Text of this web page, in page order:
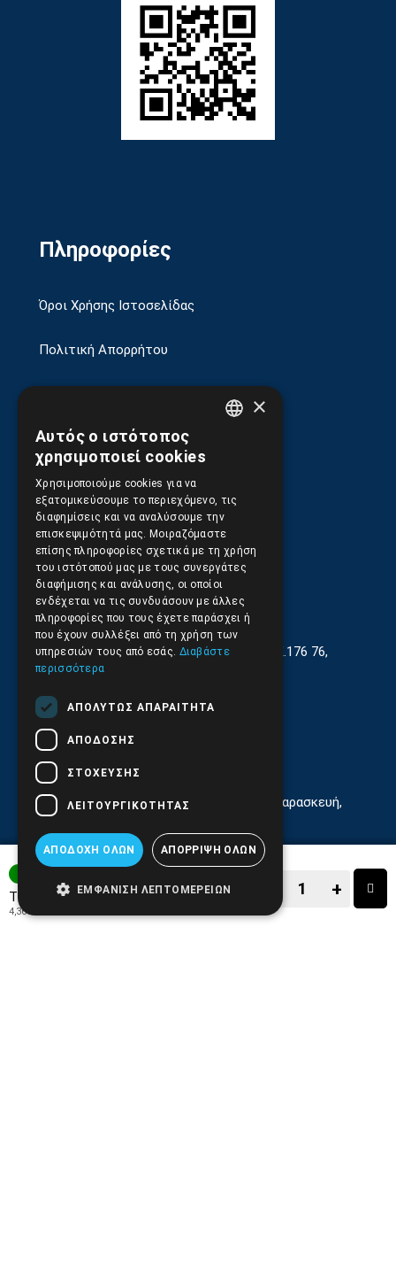
Τιμή: 5,41€
4,36€
+
Πληροφορίες
Όροι Χρήσης Ιστοσελίδας
Πολιτική Απορρήτου
Αποστολές και Πληρωμές
Επιστροφές και Ακυρώσεις
Γεωργίου Κρέμου 13-17, Καλλιθέα, Τ.Κ.176 76,
Αθήνα, Ελλάδα
210.9566.401 (11.30-17.00)
210.9566.402
Email:info@pds.com.gr
Εξυπηρέτηση Κοινού Δευτέρα έως Παρασκευή,
Αρ. ΓΕΜΗ 6204101000 | Αρ. ΕΜΠΑ 6832
×
Αυτός ο ιστότοπος
χρησιμοποιεί cookies
Χρησιμοποιούμε cookies για να
εξατομικεύσουμε το περιεχόμενο, τις
διαφημίσεις και να αναλύσουμε την
επισκεψιμότητά μας. Μοιραζόμαστε
επίσης πληροφορίες σχετικά με τη χρήση
του ιστότοπού μας με τους συνεργάτες
διαφήμισης και ανάλυσης, οι οποίοι
ενδέχεται να τις συνδυάσουν με άλλες
πληροφορίες που τους έχετε παράσχει ή
που έχουν συλλέξει από τη χρήση των
υπηρεσιών τους από εσάς. Διαβάστε
περισσότερα
ΑΠΟΛΎΤΩΣ ΑΠΑΡΑΊΤΗΤΑ
ΑΠΌΔΟΣΗΣ
ΣΤΌΧΕΥΣΗΣ
ΛΕΙΤΟΥΡΓΙΚΌΤΗΤΑΣ
ΑΠΟΔΟΧΉ ΌΛΩΝ ΑΠΌΡΡΙΨΗ ΌΛΩΝ
ΕΜΦΆΝΙΣΗ ΛΕΠΤΟΜΕΡΕΙΏΝ